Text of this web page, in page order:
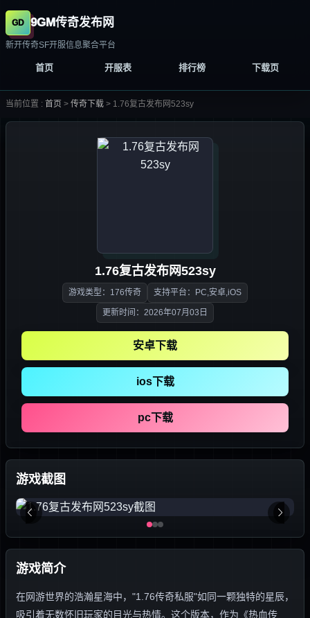
9GM传奇发布网
新开传奇SF开服信息聚合平台
首页 开服表 排行榜 下载页
当前位置 : 首页 > 传奇下载 > 1.76复古发布网523sy
1.76复古发布网523sy
游戏类型：176传奇 支持平台：PC,安卓,iOS
更新时间：2026年07月03日
安卓下载
ios下载
pc下载
游戏截图
游戏简介
在网游世界的浩瀚星海中，"1.76传奇私服"如同一颗独特的星辰，
吸引着无数怀旧玩家的目光与热情。这个版本，作为《热血传